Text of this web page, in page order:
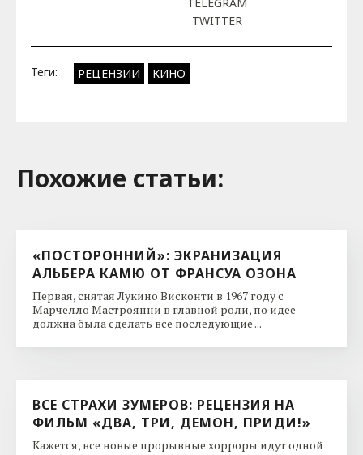
TWITTER
Теги: РЕЦЕНЗИИ КИНО
Похожие cтатьи:
«ПОСТОРОННИЙ»: ЭКРАНИЗАЦИЯ
АЛЬБЕРА КАМЮ ОТ ФРАНСУА ОЗОНА
Первая, снятая Лукино Висконти в 1967 году с
Марчелло Мастроянни в главной роли, по идее
должна была сделать все последующие ...
ВСЕ СТРАХИ ЗУМЕРОВ: РЕЦЕНЗИЯ НА
ФИЛЬМ «ДВА, ТРИ, ДЕМОН, ПРИДИ!»
Кажется, все новые прорывные хорроры идут одной